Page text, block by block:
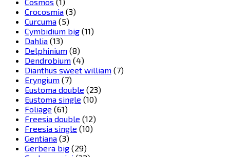
Cosmos (1)
Crocosmia (3)
Curcuma (5)
Cymbidium big (11)
Dahlia (13)
Delphinium (8)
Dendrobium (4)
Dianthus sweet william (7)
Eryngium (7)
Eustoma double (23)
Eustoma single (10)
Foliage (61)
Freesia double (12)
Freesia single (10)
Gentiana (3)
Gerbera big (29)